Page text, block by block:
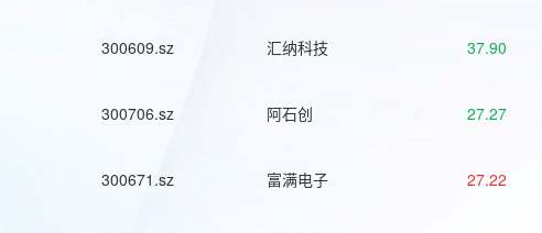
300609.sz 汇纳科技 37.90
300706.sz 阿石创 27.27
300671.sz 富满电子 27.22